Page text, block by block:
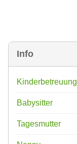
Info
Kinderbetreuung
Babysitter
Tagesmutter